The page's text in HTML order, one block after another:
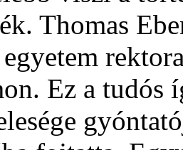
Thomas
Ez a tudós